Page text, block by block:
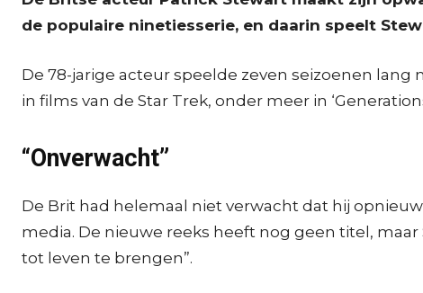
de populaire ninetiesserie, en daarin speelt
De 78-jarige acteur speelde zeven seizoenen lang
in films van de Star Trek, onder meer in
“Onverwacht”
De Brit had helemaal niet verwacht dat hij
media. De nieuwe reeks heeft nog geen titel,
tot leven te brengen”.